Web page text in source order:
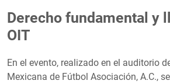
Derecho fundamental y
OIT
En el evento, realizado en el auditorio
Mexicana de Fútbol Asociación, A.C.,